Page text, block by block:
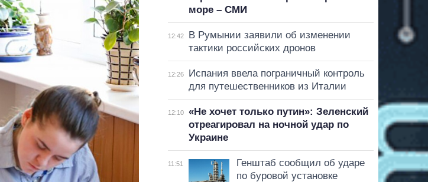
море – СМИ
12:42
В Румынии заявили об изменении
тактики российских дронов
12:26
Испания ввела пограничный контроль
для путешественников из Италии
12:10
«Не хочет только путин»: Зеленский
отреагировал на ночной удар по
Украине
11:51
Генштаб сообщил об ударе
по буровой установке